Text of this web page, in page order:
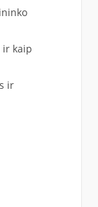
ir kaip
ir